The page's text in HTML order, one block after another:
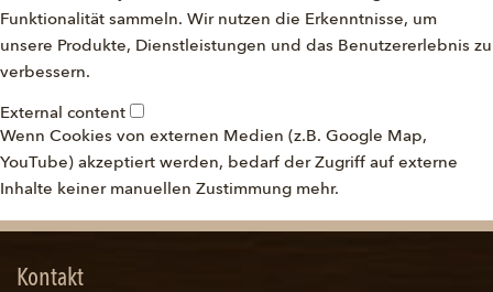
Funktionalität sammeln. Wir nutzen die Erkenntnisse, um
unsere Produkte, Dienstleistungen und das Benutzererlebnis zu
verbessern.
External content
Wenn Cookies von externen Medien (z.B. Google Map,
YouTube) akzeptiert werden, bedarf der Zugriff auf externe
Inhalte keiner manuellen Zustimmung mehr.
Kontakt